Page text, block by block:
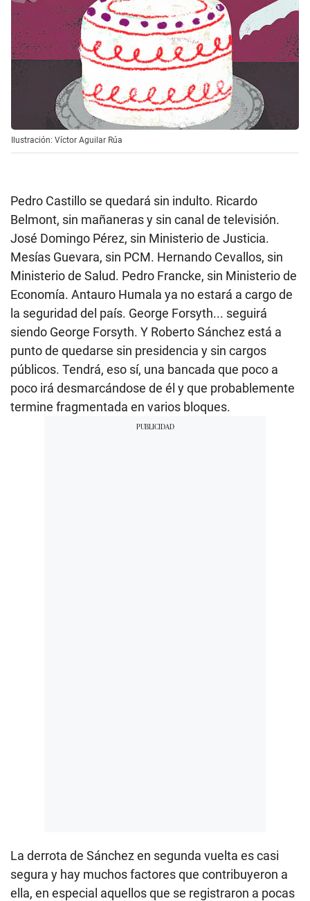
Ilustración: Víctor Aguilar Rúa
Pedro Castillo se quedará sin indulto. Ricardo
Belmont, sin mañaneras y sin canal de televisión.
José Domingo Pérez, sin Ministerio de Justicia.
Mesías Guevara, sin PCM. Hernando Cevallos, sin
Ministerio de Salud. Pedro Francke, sin Ministerio de
Economía. Antauro Humala ya no estará a cargo de
la seguridad del país. George Forsyth... seguirá
siendo George Forsyth. Y Roberto Sánchez está a
punto de quedarse sin presidencia y sin cargos
públicos. Tendrá, eso sí, una bancada que poco a
poco irá desmarcándose de él y que probablemente
termine fragmentada en varios bloques.
La derrota de Sánchez en segunda vuelta es casi
segura y hay muchos factores que contribuyeron a
ella, en especial aquellos que se registraron a pocas